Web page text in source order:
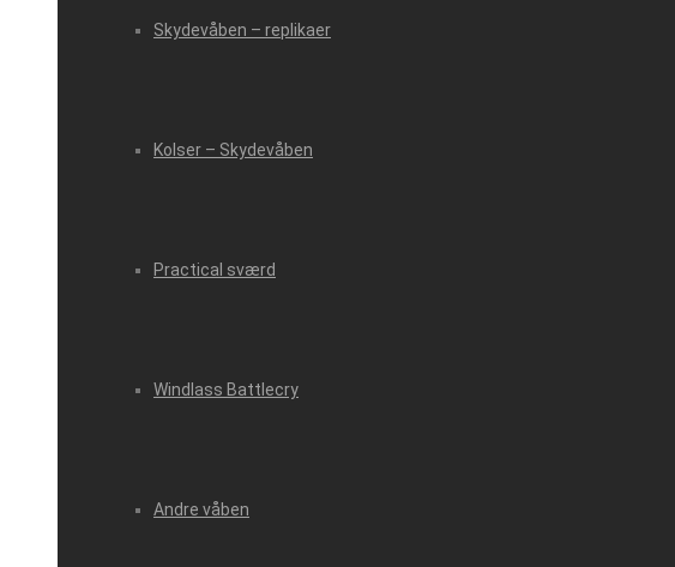
Skydevåben – replikaer
Kolser – Skydevåben
Practical sværd
Windlass Battlecry
Andre våben